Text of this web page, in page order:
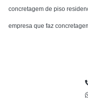
concretagem de piso
empresa que faz